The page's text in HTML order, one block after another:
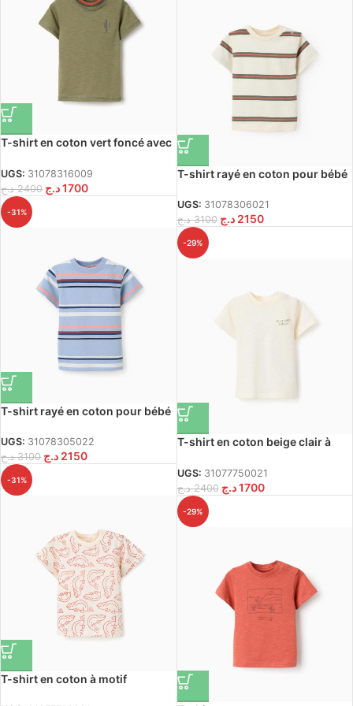
T-shirt en coton vert foncé avec
UGS: 31078316009
2400 د.ج 1700د.ج
T-shirt rayé en coton pour bébé
UGS: 31078306021
3100 د.ج 2150 د.ج
-31%
T-shirt rayé en coton pour bébé
UGS: 31078305022
3100 د.ج 2150 د.ج
-29%
T-shirt en coton beige clair à
garçon
UGS: 31077750021
2400 د.ج 1700 د.ج
-31%
T-shirt en coton à motif
-29%